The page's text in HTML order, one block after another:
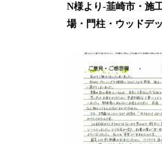
N様より-韮崎市・施
場・門柱・ウッドデ